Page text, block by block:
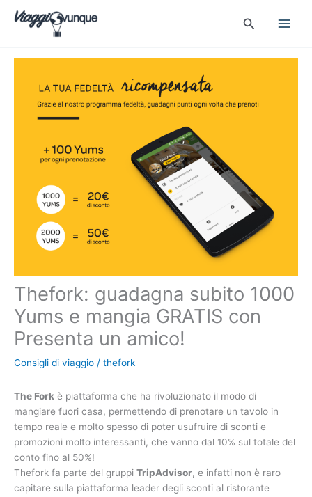
Cerca
Thefork: guadagna subito 1000
Yums e mangia GRATIS con
Presenta un amico!
Consigli di viaggio / thefork
The Fork è piattaforma che ha rivoluzionato il modo di
mangiare fuori casa, permettendo di prenotare un tavolo in
tempo reale e molto spesso di poter usufruire di sconti e
promozioni molto interessanti, che vanno dal 10% sul totale del
conto fino al 50%!
Thefork fa parte del gruppi TripAdvisor, e infatti non è raro
capitare sulla piattaforma leader degli sconti al ristorante